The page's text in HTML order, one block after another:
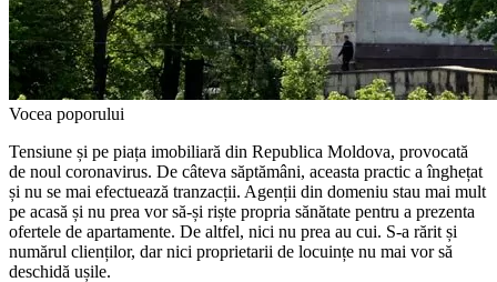
Vocea poporului
Tensiune și pe piața imobiliară din Republica Moldova, pro­vocată
de noul coronavirus. De câteva săptămâni, aceasta practic a înghețat
și nu se mai efectuează tranzacții. Agenții din domeniu stau mai mult
pe acasă și nu prea vor să-și riște propria sănătate pentru a pre­zenta
ofertele de apartamente. De altfel, nici nu prea au cui. S-a rărit și
numărul clienților, dar nici proprietarii de locuințe nu mai vor să
deschidă ușile.